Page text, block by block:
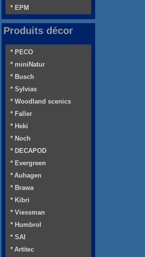
* EPM
Produits décor
* PECO
* miniNatur
* Busch
* Sylvias
* Woodland scenics
* Faller
* Heki
* Noch
* DECAPOD
* Evergreen
* Auhagen
* Brawa
* Kibri
* Viessman
* Humbrol
* SAI
* Artitec